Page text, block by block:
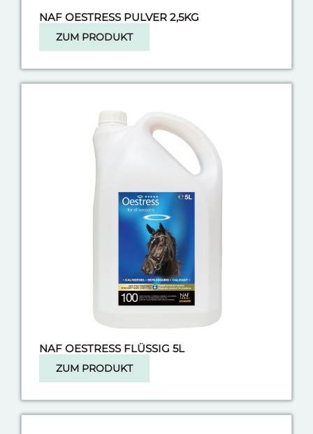
NAF OESTRESS PULVER 2,5KG
ZUM PRODUKT
NAF OESTRESS FLÜSSIG 5L
ZUM PRODUKT